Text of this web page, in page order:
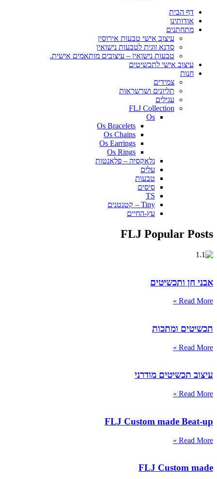
דף הבית
אודותינו
מתחתנים
עיצוב אישי טבעות אירוסין
סדנא זוגית לטבעות נישואין
טבעות נישואין – עיצובים מותאמים אישית.
עיצוב אישי לתכשיטים
חנות
צמידים
תליונים ושרשראות
עגילים
FLJ Collection
Os
Os Bracelets
Os Chains
Os Earrings
Os Rings
גלאקסיה – פלאנטות
עלים
טבעות
סיסים
TS
Tiny – קטנטנים
עץ-החיים
FLJ Popular Posts
אבני חן ותכשיטים
Read More »
תכשיטים ומתכות
Read More »
עיצוב תכשיטים מודרני
Read More »
FLJ Custom made Beat-up
Read More »
FLJ Custom made